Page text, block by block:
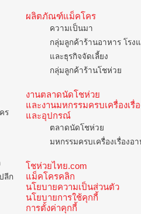
ร
ลีก
ผลิตภัณฑ์แม็คโคร
ความเป็นมา
กลุ่มลูกค้าร้านอาหาร โรง
และธุรกิจจัดเลี้ยง
กลุ่มลูกค้าร้านโชห่วย
งานตลาดนัดโชห่วย
และงานมหกรรมครบเครื่องเรื่
และอุปกรณ์
ตลาดนัดโชห่วย
มหกรรมครบเครื่องเรื่องอ
โชห่วยไทย.com
แม็คโครคลิก
นโยบายความเป็นส่วนตัว
นโยบายการใช้คุกกี้
การตั้งค่าคุกกี้